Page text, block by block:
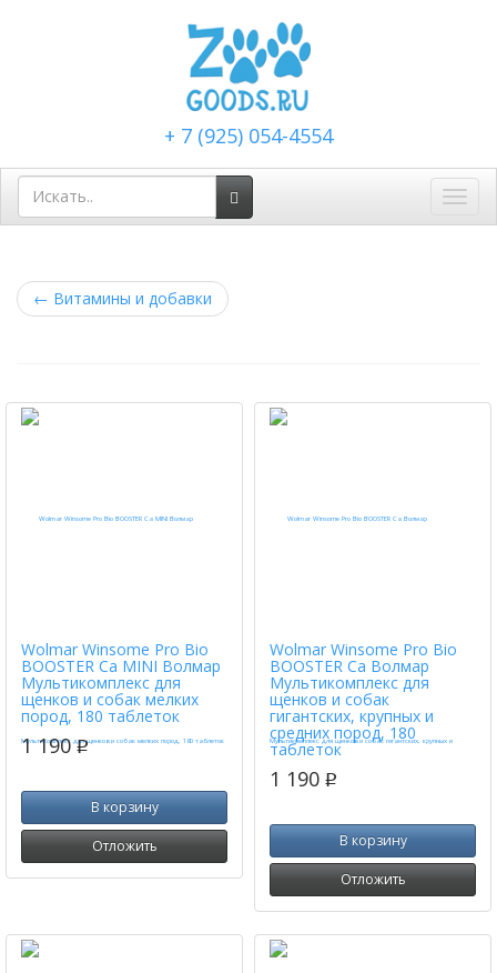
+ 7 (925) 054-4554
← Витамины и добавки
Wolmar Winsome Pro Bio
BOOSTER Ca MINI Волмар
Мультикомплекс для
щенков и собак мелких
пород, 180 таблеток
1 190p
В корзину
Отложить
Wolmar Winsome Pro Bio
BOOSTER Ca Волмар
Мультикомплекс для
щенков и собак
гигантских, крупных и
средних пород, 180
таблеток
1 190 p
В корзину
Отложить